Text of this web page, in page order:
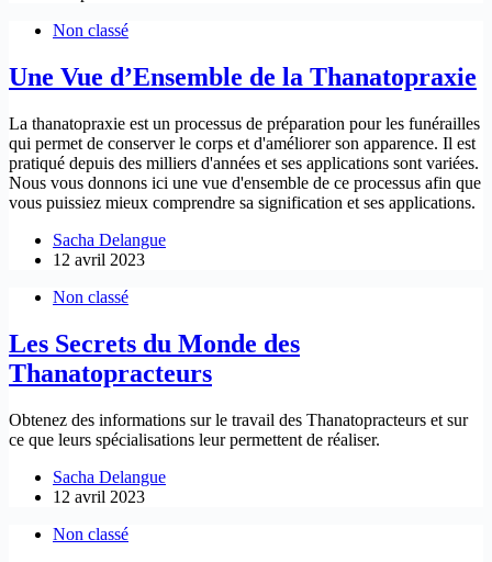
Non classé
Une Vue d’Ensemble de la Thanatopraxie
La thanatopraxie est un processus de préparation pour les funérailles
qui permet de conserver le corps et d'améliorer son apparence. Il est
pratiqué depuis des milliers d'années et ses applications sont variées.
Nous vous donnons ici une vue d'ensemble de ce processus afin que
vous puissiez mieux comprendre sa signification et ses applications.
Sacha Delangue
12 avril 2023
Non classé
Les Secrets du Monde des
Thanatopracteurs
Obtenez des informations sur le travail des Thanatopracteurs et sur
ce que leurs spécialisations leur permettent de réaliser.
Sacha Delangue
12 avril 2023
Non classé